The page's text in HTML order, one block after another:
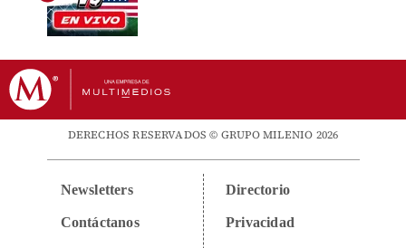
DERECHOS RESERVADOS © GRUPO MILENIO 2026
Newsletters
Contáctanos
Directorio
Privacidad